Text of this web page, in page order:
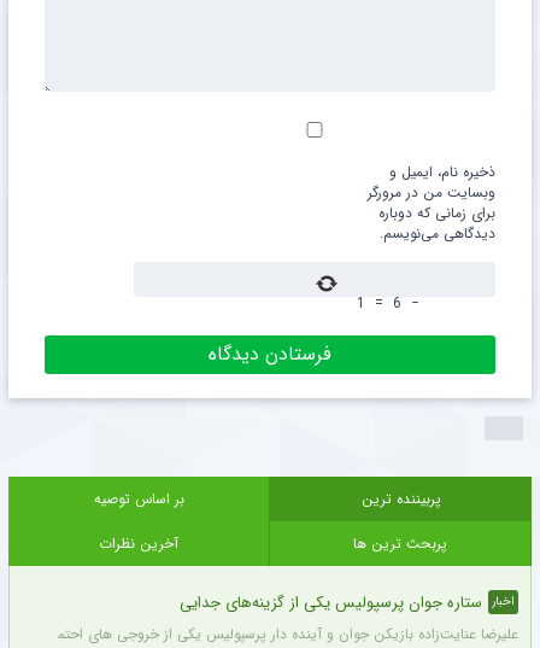
ذخیره نام، ایمیل و
وبسایت من در مرورگر
برای زمانی که دوباره
دیدگاهی می‌نویسم.
−
6
=
1
پربیننده ترین
بر اساس توصیه
پربحث ترین ها
آخرین نظرات
اخبار ستاره جوان پرسپولیس یکی از گزینه‌های جدایی
علیرضا عنایت‌زاده بازیکن جوان و آینده دار پرسپولیس یکی از خروجی های احتمالی